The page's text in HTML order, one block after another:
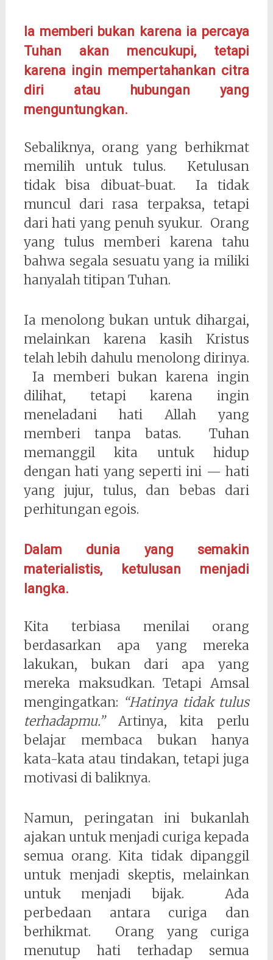
Ia memberi bukan karena ia percaya
Tuhan akan mencukupi, tetapi
karena ingin mempertahankan citra
diri atau hubungan yang
menguntungkan.
Sebaliknya, orang yang berhikmat
memilih untuk tulus. Ketulusan
tidak bisa dibuat-buat. Ia tidak
muncul dari rasa terpaksa, tetapi
dari hati yang penuh syukur. Orang
yang tulus memberi karena tahu
bahwa segala sesuatu yang ia miliki
hanyalah titipan Tuhan.
Ia menolong bukan untuk dihargai,
melainkan karena kasih Kristus
telah lebih dahulu menolong dirinya.
Ia memberi bukan karena ingin
dilihat, tetapi karena ingin
meneladani hati Allah yang
memberi tanpa batas. Tuhan
memanggil kita untuk hidup
dengan hati yang seperti ini — hati
yang jujur, tulus, dan bebas dari
perhitungan egois.
Dalam dunia yang semakin
materialistis, ketulusan menjadi
langka.
Kita terbiasa menilai orang
berdasarkan apa yang mereka
lakukan, bukan dari apa yang
mereka maksudkan. Tetapi Amsal
mengingatkan: “Hatinya tidak tulus
terhadapmu.”Artinya, kita perlu
belajar membaca bukan hanya
kata-kata atau tindakan, tetapi juga
motivasi di baliknya.
Namun, peringatan ini bukanlah
ajakan untuk menjadi curiga kepada
semua orang. Kita tidak dipanggil
untuk menjadi skeptis, melainkan
untuk menjadi bijak. Ada
perbedaan antara curiga dan
berhikmat. Orang yang curiga
menutup hati terhadap semua